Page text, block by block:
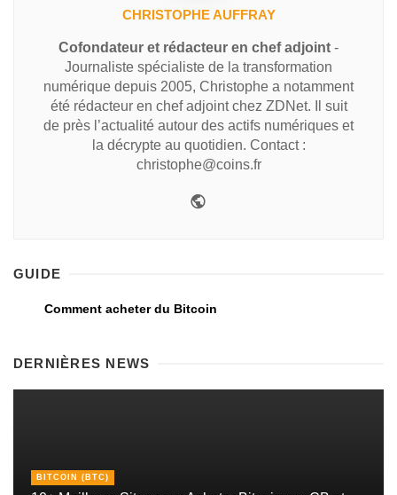
CHRISTOPHE AUFFRAY
Cofondateur et rédacteur en chef adjoint -
Journaliste spécialiste de la transformation
numérique depuis 2005, Christophe a notamment
été rédacteur en chef adjoint chez ZDNet. Il suit
de près l’actualité autour des actifs numériques et
la décrypte au quotidien. Contact :
christophe@coins.fr
GUIDE
Comment acheter du Bitcoin
DERNIÈRES NEWS
BITCOIN (BTC)